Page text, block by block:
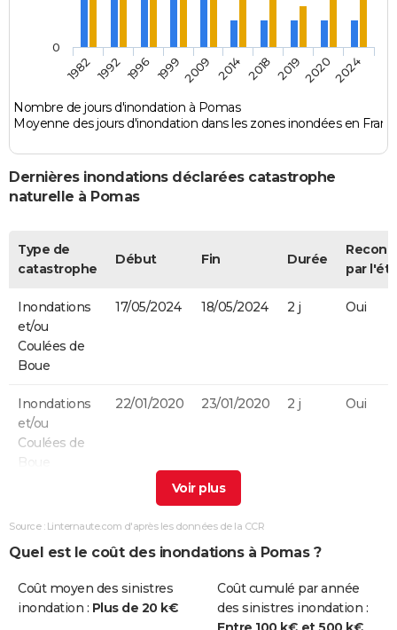
Nombre de jours d'inondation à Pomas
Moyenne des jours d'inondation dans les zones inondées en
1982 1992 1996 19992009 2014 2018 201920202024
0
Dernières inondations déclarées catastrophe
naturelle à Pomas
Type de
catastrophe
Début Fin Durée
par
Inondations
et/ou
Coulées de
Boue
17/05/2024 18/05/2024 2 j Oui
Inondations
et/ou
Coulées de
Boue
22/01/2020 23/01/2020 2 j Oui
et/ou
Boue
22/10/2019 23/10/2019
Inondations
et/ou
14/10/2018 15/10/2018 2 j Oui
Source : Linternaute.com d'après les données de la CCR
Quel est le coût des inondations à Pomas ?
Coût moyen des sinistres
inondation : Plus de 20 k€
Coût cumulé par année
des sinistres inondation :